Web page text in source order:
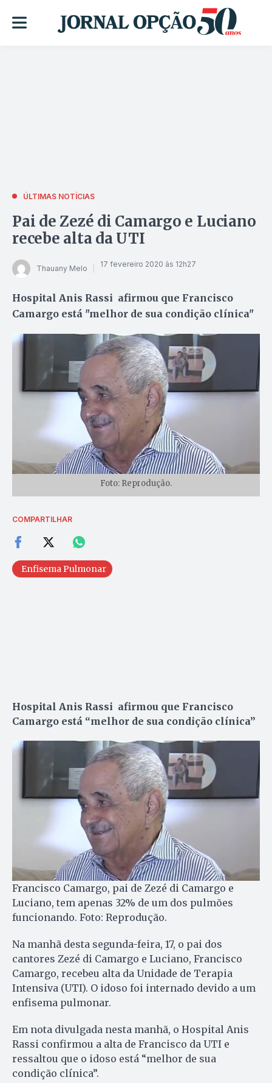
ÚLTIMAS NOTÍCIAS
Pai de Zezé di Camargo e Luciano
recebe alta da UTI
Thauany Melo 17 fevereiro 2020 às 12h27
Hospital Anis Rassi afirmou que Francisco
Camargo está "melhor de sua condição clínica"
Foto: Reprodução.
COMPARTILHAR
Enfisema Pulmonar
Hospital Anis Rassi afirmou que Francisco
Camargo está “melhor de sua condição clínica”
Francisco Camargo, pai de Zezé di Camargo e
Luciano, tem apenas 32% de um dos pulmões
funcionando. Foto: Reprodução.
Na manhã desta segunda-feira, 17, o pai dos
cantores Zezé di Camargo e Luciano, Francisco
Camargo, recebeu alta da Unidade de Terapia
Intensiva (UTI). O idoso foi internado devido a um
enfisema pulmonar.
Em nota divulgada nesta manhã, o Hospital Anis
Rassi confirmou a alta de Francisco da UTI e
ressaltou que o idoso está “melhor de sua
condição clínica”.